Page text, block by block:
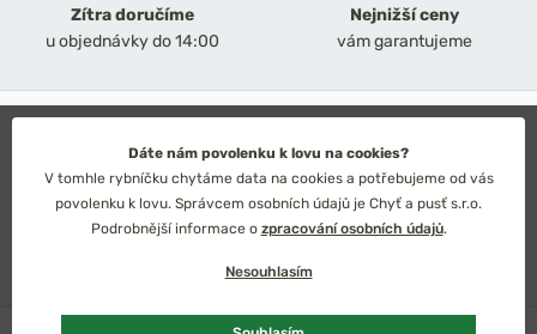
Zítra doručíme
u objednávky do 14:00
Nejnižší ceny
vám garantujeme
Obchodní podmínky
Ochrana osobních údajů
Technické řešení: Simplia s.r.o.
Strategický design: Petr Široký
Dáte nám povolenku k lovu na cookies?
V tomhle rybníčku chytáme data na cookies a potřebujeme od vás
povolenku k lovu. Správcem osobních údajů je Chyť a pusť s.r.o.
Podrobnější informace o zpracování osobních údajů.
Nesouhlasím